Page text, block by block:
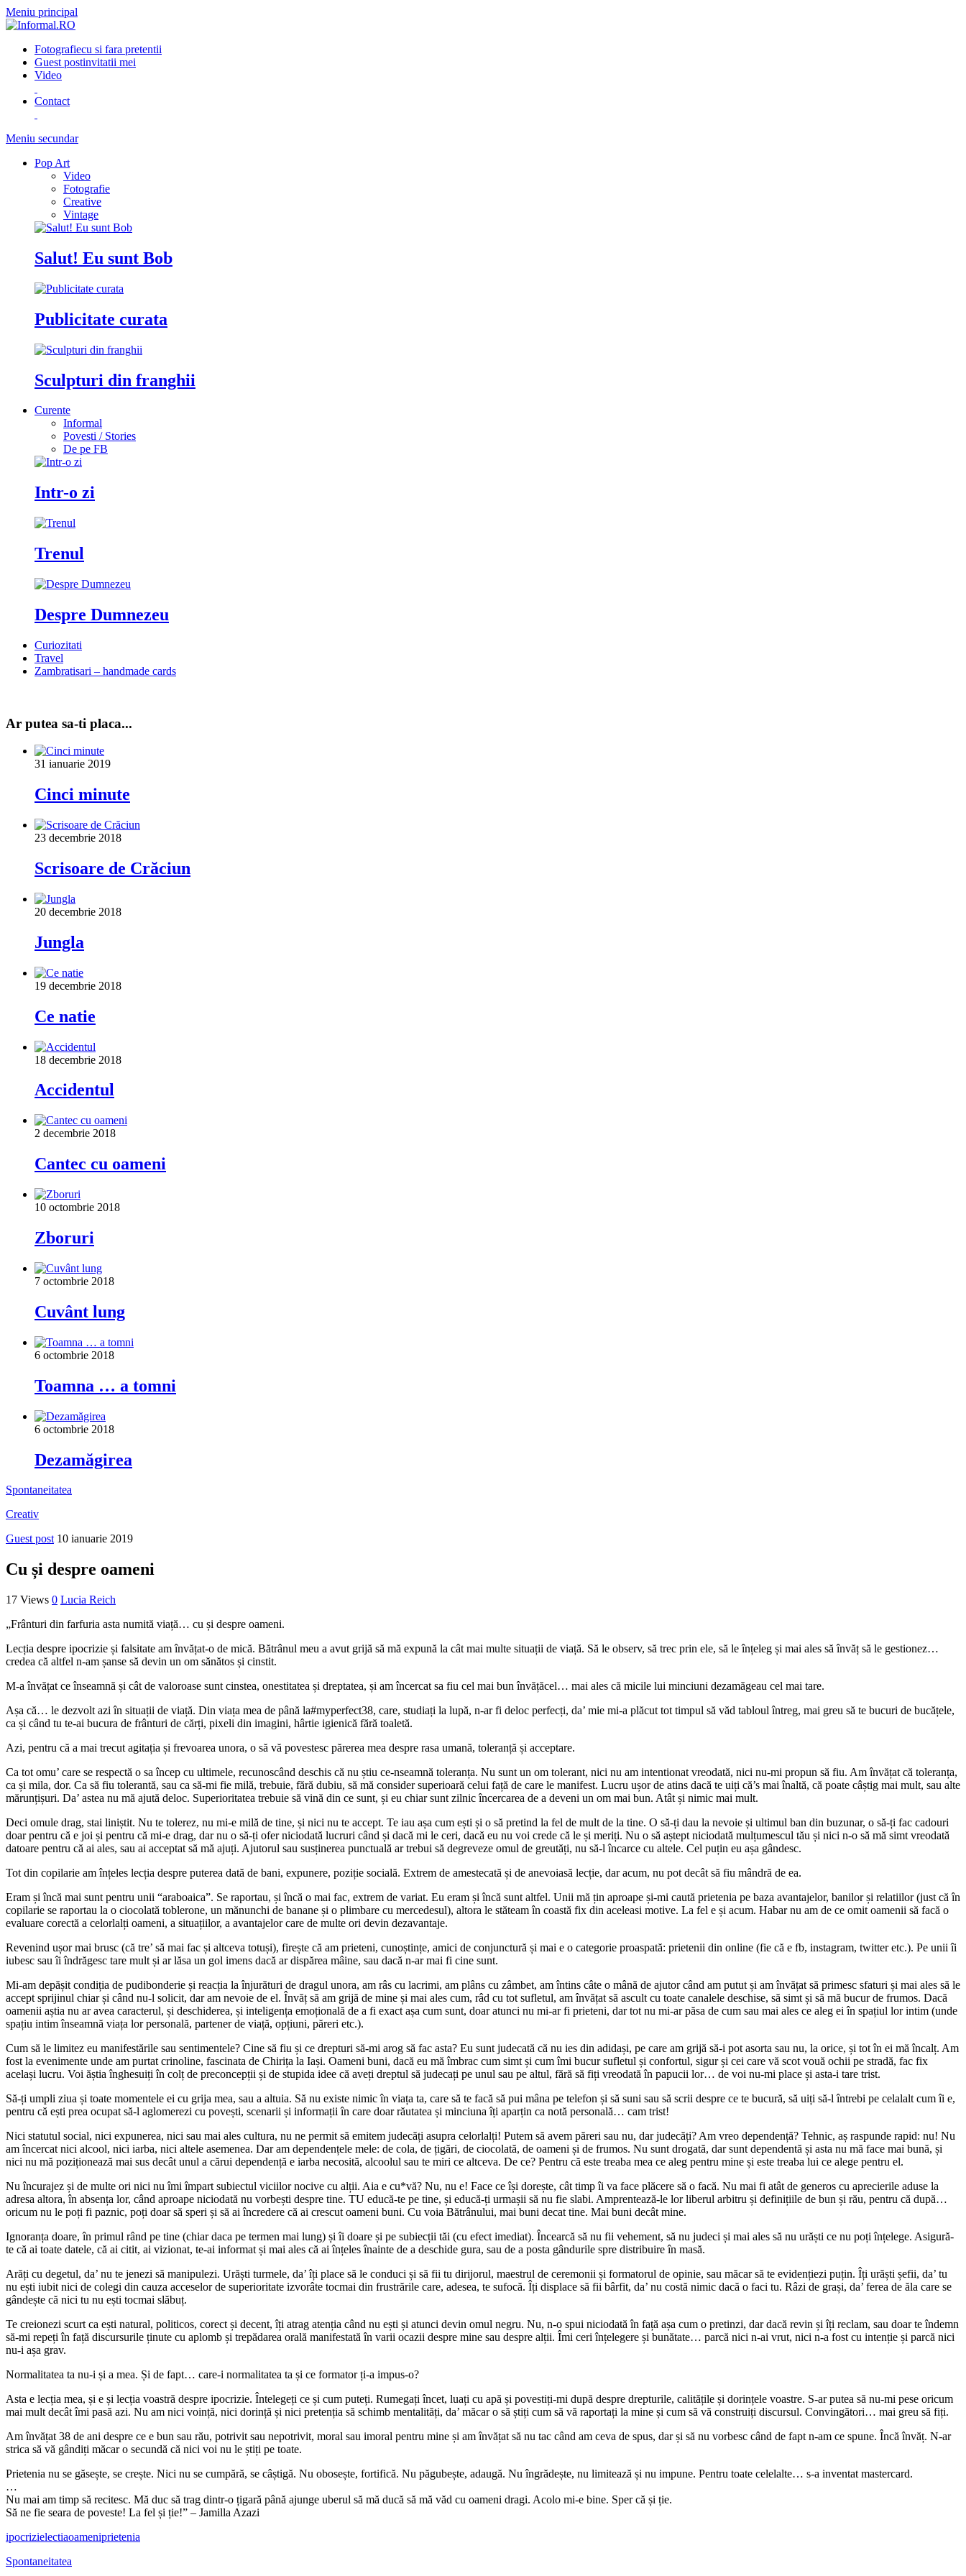
Meniu principal
Fotografiecu si fara pretentii
Guest postinvitatii mei
Video
Contact
Meniu secundar
Pop Art
Video
Fotografie
Creative
Vintage
Salut! Eu sunt Bob
Publicitate curata
Sculpturi din franghii
Curente
Informal
Povesti / Stories
De pe FB
Intr-o zi
Trenul
Despre Dumnezeu
Curiozitati
Travel
Zambratisari – handmade cards
Ar putea sa-ti placa...
31 ianuarie 2019
Cinci minute
23 decembrie 2018
Scrisoare de Crăciun
20 decembrie 2018
Jungla
19 decembrie 2018
Ce natie
18 decembrie 2018
Accidentul
2 decembrie 2018
Cantec cu oameni
10 octombrie 2018
Zboruri
7 octombrie 2018
Cuvânt lung
6 octombrie 2018
Toamna … a tomni
6 octombrie 2018
Dezamăgirea
Spontaneitatea
Creativ
Guest post 10 ianuarie 2019
Cu și despre oameni
17 Views 0 Lucia Reich
„Frânturi din farfuria asta numită viață… cu și despre oameni.
Lecția despre ipocrizie și falsitate am învățat-o de mică. Bătrânul meu a avut grijă să mă expună la cât mai multe situații de viață. Să le observ, să trec prin ele, să le înțeleg și mai ales să învăț să le gestionez…
credea că altfel n-am șanse să devin un om sănătos și cinstit.
M-a învățat ce înseamnă și cât de valoroase sunt cinstea, onestitatea și dreptatea, și am încercat sa fiu cel mai bun învățăcel… mai ales că micile lui minciuni dezamăgeau cel mai tare.
Așa că… le dezvolt azi în situații de viață. Din viața mea de până la#myperfect38, care, studiați la lupă, n-ar fi deloc perfecți, da’ mie mi-a plăcut tot timpul să văd tabloul întreg, mai greu să te bucuri de bucățele,
ca și când tu te-ai bucura de frânturi de cărți, pixeli din imagini, hârtie igienică fără toaletă.
Azi, pentru că a mai trecut agitația și frevoarea unora, o să vă povestesc părerea mea despre rasa umană, toleranță și acceptare.
Ca tot omu’ care se respectă o sa încep cu ultimele, recunoscând deschis că nu știu ce-nseamnă toleranța. Nu sunt un om tolerant, nici nu am intentionat vreodată, nici nu-mi propun să fiu. Am învățat că toleranța,
ca și mila, dor. Ca să fiu tolerantă, sau ca să-mi fie milă, trebuie, fără dubiu, să mă consider superioară celui față de care le manifest. Lucru ușor de atins dacă te uiți că’s mai înaltă, că poate câștig mai mult, sau alte
mărunțișuri. Da’ astea nu mă ajută deloc. Superioritatea trebuie să vină din ce sunt, și eu chiar sunt zilnic încercarea de a deveni un om mai bun. Atât și nimic mai mult.
Deci omule drag, stai liniștit. Nu te tolerez, nu mi-e milă de tine, și nici nu te accept. Te iau așa cum ești și o să pretind la fel de mult de la tine. O să-ți dau la nevoie și ultimul ban din buzunar, o să-ți fac cadouri
doar pentru că e joi și pentru că mi-e drag, dar nu o să-ți ofer niciodată lucruri când și dacă mi le ceri, dacă eu nu voi crede că le și meriți. Nu o să aștept niciodată mulțumescul tău și nici n-o să mă simt vreodată
datoare pentru că ai ales, sau ai acceptat să mă ajuți. Ajutorul sau susținerea punctuală ar trebui să degreveze omul de greutăți, nu să-l încarce cu altele. Cel puțin eu așa gândesc.
Tot din copilarie am înțeles lecția despre puterea dată de bani, expunere, poziție socială. Extrem de amestecată și de anevoiasă lecție, dar acum, nu pot decât să fiu mândră de ea.
Eram și încă mai sunt pentru unii “araboaica”. Se raportau, și încă o mai fac, extrem de variat. Eu eram și încă sunt altfel. Unii mă țin aproape și-mi caută prietenia pe baza avantajelor, banilor și relatiilor (just că în
copilarie se raportau la o ciocolată toblerone, un mănunchi de banane și o plimbare cu mercedesul), altora le stăteam în coastă fix din aceleasi motive. La fel e și acum. Habar nu am de ce omit oamenii să facă o
evaluare corectă a celorlalți oameni, a situațiilor, a avantajelor care de multe ori devin dezavantaje.
Revenind ușor mai brusc (că tre’ să mai fac și altceva totuși), firește că am prieteni, cunoștințe, amici de conjunctură și mai e o categorie proaspată: prietenii din online (fie că e fb, instagram, twitter etc.). Pe unii îi
iubesc sau îi îndrăgesc tare mult și ar lăsa un gol imens dacă ar dispărea mâine, sau dacă n-ar mai fi cine sunt.
Mi-am depășit condiția de pudibonderie și reacția la înjurături de dragul unora, am râs cu lacrimi, am plâns cu zâmbet, am întins câte o mână de ajutor când am putut și am învățat să primesc sfaturi și mai ales să le
accept sprijinul chiar și când nu-l solicit, dar am nevoie de el. Învăț să am grijă de mine și mai ales cum, râd cu tot sufletul, am învățat să ascult cu toate canalele deschise, să simt și să mă bucur de frumos. Dacă
oamenii aștia nu ar avea caracterul, și deschiderea, și inteligența emoțională de a fi exact așa cum sunt, doar atunci nu mi-ar fi prieteni, dar tot nu mi-ar păsa de cum sau mai ales ce aleg ei în spațiul lor intim (unde
spațiu intim înseamnă viața lor personală, partener de viață, opțiuni, păreri etc.).
Cum să le limitez eu manifestările sau sentimentele? Cine să fiu și ce drepturi să-mi arog să fac asta? Eu sunt judecată că nu ies din adidași, pe care am grijă să-i pot asorta sau nu, la orice, și tot în ei mă încalț. Am
fost la evenimente unde am purtat crinoline, fascinata de Chirița la Iași. Oameni buni, dacă eu mă îmbrac cum simt și cum îmi bucur sufletul și confortul, sigur și cei care vă scot vouă ochii pe stradă, fac fix
același lucru. Voi ăștia înghesuiți în colț de preconcepții și de stupida idee că aveți dreptul să judecați pe unul sau pe altul, fără să fiți vreodată în papucii lor… de voi nu-mi place și asta-i tare trist.
Să-ți umpli ziua și toate momentele ei cu grija mea, sau a altuia. Să nu existe nimic în viața ta, care să te facă să pui mâna pe telefon și să suni sau să scrii despre ce te bucură, să uiți să-l întrebi pe celalalt cum îi e,
pentru că ești prea ocupat să-l aglomerezi cu povești, scenarii și informații în care doar răutatea și minciuna îți aparțin ca notă personală… cam trist!
Nici statutul social, nici expunerea, nici sau mai ales cultura, nu ne permit să emitem judecăți asupra celorlalți! Putem să avem păreri sau nu, dar judecăți? Am vreo dependență? Tehnic, aș raspunde rapid: nu! Nu
am încercat nici alcool, nici iarba, nici altele asemenea. Dar am dependențele mele: de cola, de țigări, de ciocolată, de oameni și de frumos. Nu sunt drogată, dar sunt dependentă și asta nu mă face mai bună, și
nici nu mă poziționează mai sus decât unul a cărui dependență e iarba necosită, alcoolul sau te miri ce altceva. De ce? Pentru că este treaba mea ce aleg pentru mine și este treaba lui ce alege pentru el.
Nu încurajez și de multe ori nici nu îmi împart subiectul viciilor nocive cu alții. Aia e cu*vă? Nu, nu e! Face ce își dorește, cât timp îi va face plăcere să o facă. Nu mai fi atât de generos cu aprecierile aduse la
adresa altora, în absența lor, când aproape niciodată nu vorbești despre tine. TU educă-te pe tine, și educă-ți urmașii să nu fie slabi. Amprentează-le lor liberul arbitru și definițiile de bun și rău, pentru că după…
oricum nu le poți fi paznic, poți doar să speri și să ai încredere că ai crescut oameni buni. Cu voia Bătrânului, mai buni decat tine. Mai buni decât mine.
Ignoranța doare, în primul rând pe tine (chiar daca pe termen mai lung) și îi doare și pe subiecții tăi (cu efect imediat). Încearcă să nu fii vehement, să nu judeci și mai ales să nu urăști ce nu poți înțelege. Asigură-
te că ai toate datele, că ai citit, ai vizionat, te-ai informat și mai ales că ai înțeles înainte de a deschide gura, sau de a posta gândurile spre distribuire în masă.
Arăți cu degetul, da’ nu te jenezi să manipulezi. Urăști turmele, da’ îți place să le conduci și să fii tu dirijorul, maestrul de ceremonii și formatorul de opinie, sau măcar să te evidențiezi puțin. Îți urăști șefii, da’ tu
nu ești iubit nici de colegi din cauza acceselor de superioritate izvorâte tocmai din frustrările care, adesea, te sufocă. Îți displace să fii bârfit, da’ nu costă nimic dacă o faci tu. Râzi de grași, da’ ferea de ăla care se
gândește că nici tu nu ești tocmai slăbuț.
Te creionezi scurt ca ești natural, politicos, corect și decent, îți atrag atenția când nu ești și atunci devin omul negru. Nu, n-o spui niciodată în față așa cum o pretinzi, dar dacă revin și îți reclam, sau doar te îndemn
să-mi repeți în față discursurile ținute cu aplomb și trepădarea orală manifestată în varii ocazii despre mine sau despre alții. Îmi ceri înțelegere și bunătate… parcă nici n-ai vrut, nici n-a fost cu intenție și parcă nici
nu-i așa grav.
Normalitatea ta nu-i și a mea. Și de fapt… care-i normalitatea ta și ce formator ți-a impus-o?
Asta e lecția mea, și e și lecția voastră despre ipocrizie. Întelegeți ce și cum puteți. Rumegați încet, luați cu apă și povestiți-mi după despre drepturile, calitățile și dorințele voastre. S-ar putea să nu-mi pese oricum
mai mult decât îmi pasă azi. Nu am nici voință, nici dorință și nici pretenția să schimb mentalități, da’ măcar o să știți cum să vă raportați la mine și cum să vă construiți discursul. Convingători… mai greu să fiți.
Am învățat 38 de ani despre ce e bun sau rău, potrivit sau nepotrivit, moral sau imoral pentru mine și am învățat să nu tac când am ceva de spus, dar și să nu vorbesc când de fapt n-am ce spune. Încă învăț. N-ar
strica să vă gândiți măcar o secundă că nici voi nu le știți pe toate.
Prietenia nu se găsește, se crește. Nici nu se cumpără, se câștigă. Nu obosește, fortifică. Nu păgubește, adaugă. Nu îngrădește, nu limitează și nu impune. Pentru toate celelalte… s-a inventat mastercard.
…
Nu mai am timp să recitesc. Mă duc să trag dintr-o țigară până ajunge uberul să mă ducă să mă văd cu oameni dragi. Acolo mi-e bine. Sper că și ție.
Să ne fie seara de poveste! La fel și ție!” – Jamilla Azazi
ipocrizielectiaoameniprietenia
Spontaneitatea